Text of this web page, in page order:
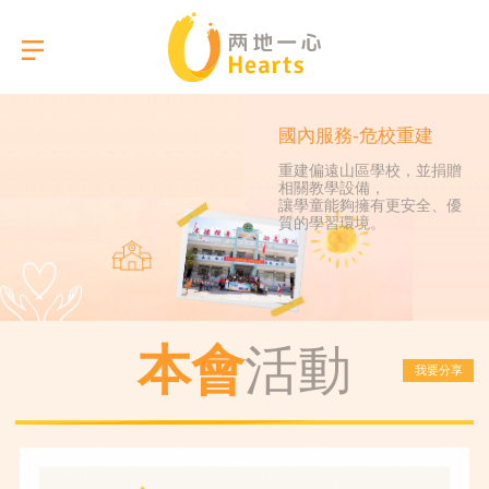
關於我們
本會服務
活動相簿
報告
國內服務-危校重建
重建偏遠山區學校，並捐贈
相關教學設備，
讓學童能夠擁有更安全、優
質的學習環境。
本會活動 我要分享